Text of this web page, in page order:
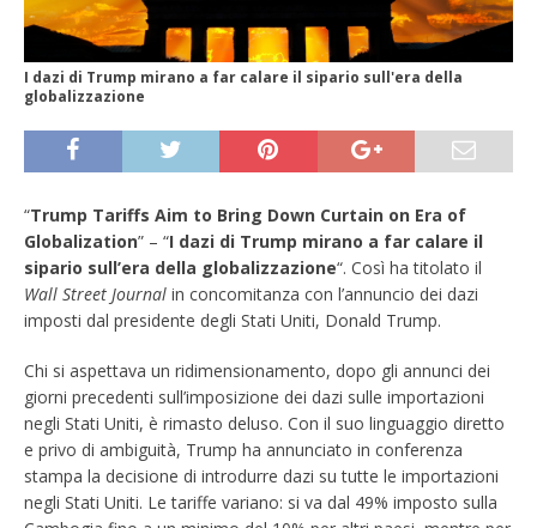
I dazi di Trump mirano a far calare il sipario sull'era della
globalizzazione
“Trump Tariffs Aim to Bring Down Curtain on Era of
Globalization” – “I dazi di Trump mirano a far calare il
sipario sull’era della globalizzazione“. Così ha titolato il
Wall Street Journal in concomitanza con l’annuncio dei dazi
imposti dal presidente degli Stati Uniti, Donald Trump.
Chi si aspettava un ridimensionamento, dopo gli annunci dei
giorni precedenti sull’imposizione dei dazi sulle importazioni
negli Stati Uniti, è rimasto deluso. Con il suo linguaggio diretto
e privo di ambiguità, Trump ha annunciato in conferenza
stampa la decisione di introdurre dazi su tutte le importazioni
negli Stati Uniti. Le tariffe variano: si va dal 49% imposto sulla